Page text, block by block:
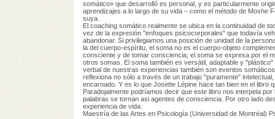
somático» que desarrolló es personal, y es particularmente
aprendizajes a lo largo de su vida – como el método de Moshe
suya.
El coaching somático realmente se ubica en la continuidad de
vez de la expresión "enfoques psicocorporales" que todavía
abandonar. Si privilegiamos una posición de unidad de la
la del cuerpo-espíritu, el soma no es el cuerpo-objeto
consciente y de tomar consciencia; el soma se expresa por el
otros somas. El soma también es versátil, adaptable y
verbal de nuestras experiencias también son eventos
reflexiona no sólo a través de un trabajo "puramente"
encarnado. Y es lo que Josette Lépine hace tan bien en el libro
Paradojalmente podríamos decir que este libro nos interpela
palabras se tornan asi agentes de consciencia. Por otro lado
experiencia de vida.
Maestría de las Artes en Psicología (Universidad de Montréal)